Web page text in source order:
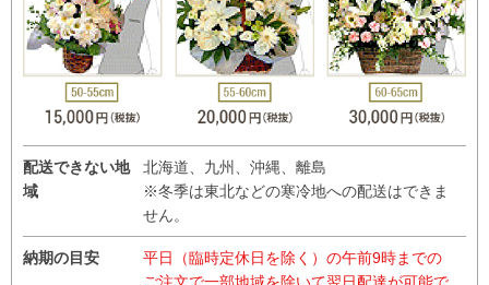
配送できない地
域
北海道、九州、沖縄、離島
※冬季は東北などの寒冷地への配送はできま
せん。
納期の目安
平日（臨時定休日を除く）の午前9時までの
ご注文で一部地域を除いて翌日配達が可能で